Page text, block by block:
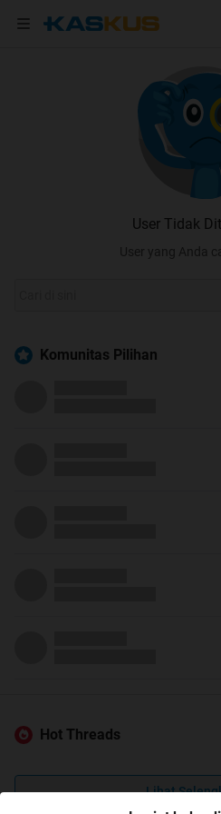
User Tidak
User yang Anda
Komunitas Pilihan
Hot Threads
Lihat